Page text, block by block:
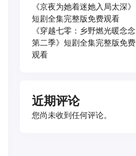
《京夜为她着迷她入局太深》
短剧全集完整版免费观看
《穿越七零：乡野燃光暖念念
第二季》短剧全集完整版免费
观看
近期评论
您尚未收到任何评论。